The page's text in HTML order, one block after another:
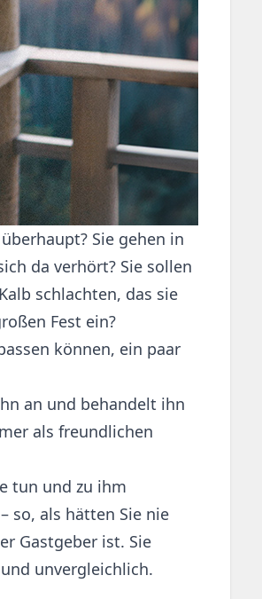
Sie gehen in
da verhört? Sie sollen
schlachten, das sie
Fest ein?
können, ein paar
an und behandelt ihn
als freundlichen
tun und zu ihm
so, als hätten Sie nie
Gastgeber ist. Sie
unvergleichlich.